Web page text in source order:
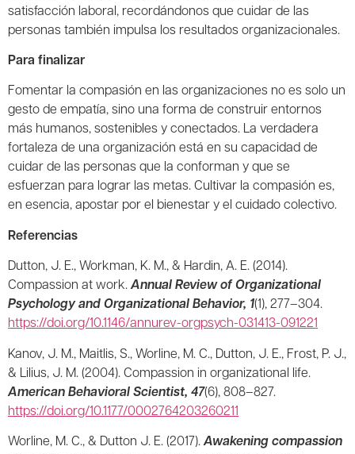
satisfacción laboral, recordándonos que cuidar de las
personas también impulsa los resultados organizacionales.
Para finalizar
Fomentar la compasión en las organizaciones no es solo un
gesto de empatía, sino una forma de construir entornos
más humanos, sostenibles y conectados. La verdadera
fortaleza de una organización está en su capacidad de
cuidar de las personas que la conforman y que se
esfuerzan para lograr las metas. Cultivar la compasión es,
en esencia, apostar por el bienestar y el cuidado colectivo.
Referencias
Dutton, J. E., Workman, K. M., & Hardin, A. E. (2014).
Compassion at work.Annual Review of Organizational
Psychology and Organizational Behavior, 1(1), 277–304.
https://doi.org/10.1146/annurev-orgpsych-031413-091221
Kanov, J. M., Maitlis, S., Worline, M. C., Dutton, J. E., Frost, P. J.,
& Lilius, J. M. (2004). Compassion in organizational life.
American Behavioral Scientist, 47(6), 808–827.
https://doi.org/10.1177/0002764203260211
Worline, M. C., & Dutton J. E. (2017).Awakening compassion